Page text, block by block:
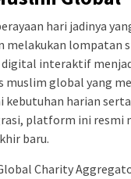
hari jadinya
melakukan lompatan
interaktif
global yang
kebutuhan harian
platform ini resmi
baru.
Charity